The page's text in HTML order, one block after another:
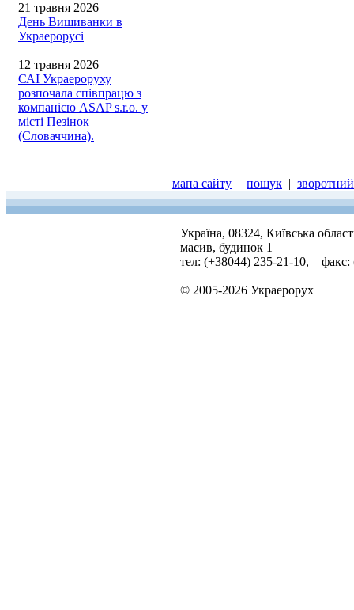
21 травня 2026
День Вишиванки в
Украерорусі
12 травня 2026
САІ Украероруху
розпочала співпрацю з
компанією ASAP s.r.o. у
місті Пезінок
(Словаччина).
мапа сайту | пошук |
Україна, 08324, Київська
масив, будинок 1
тел: (+38044) 235-21-10, факс:
© 2005-2026 Украерорух